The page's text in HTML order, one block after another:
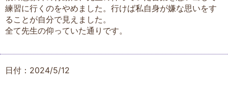
練習に行くのをやめました。行けば私自身が嫌な思いをす
ることが自分で見えました。
全て先生の仰っていた通りです。
日付：2024/5/12